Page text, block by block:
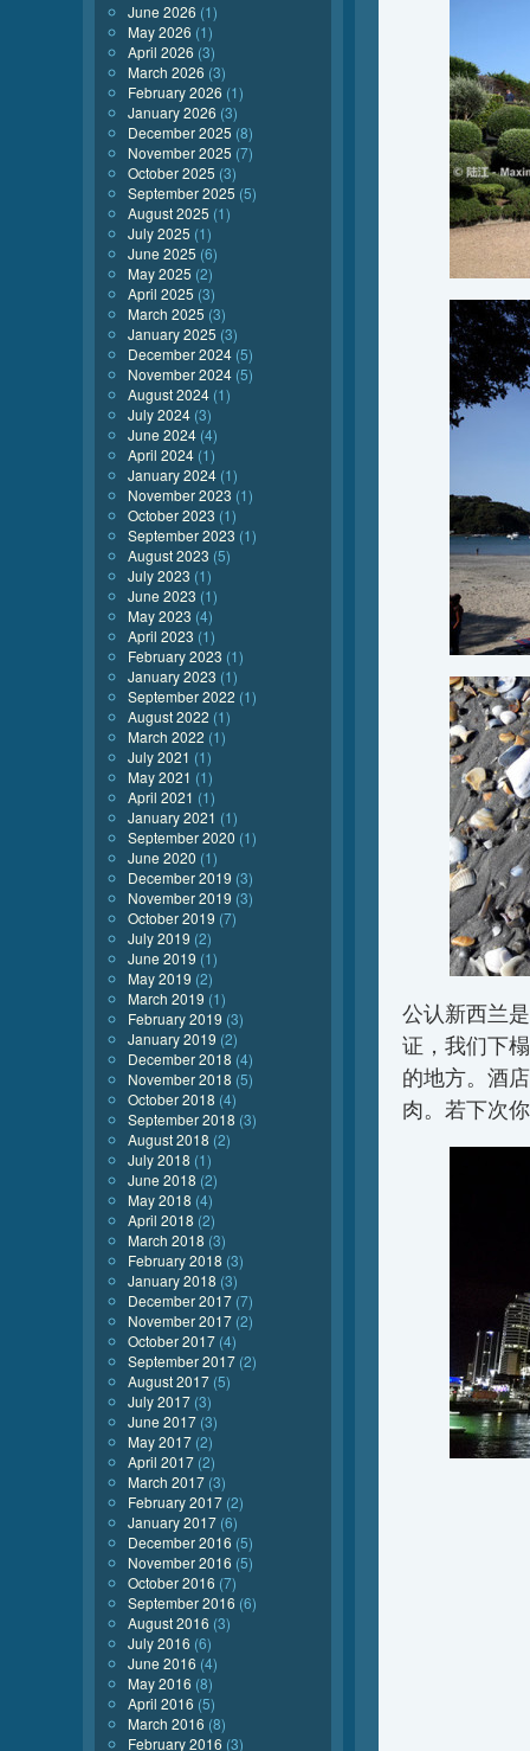
公认新西兰
证，我们下
的地方。酒
肉。若下次
June 2026 (1)
May 2026 (1)
April 2026 (3)
March 2026 (3)
February 2026 (1)
January 2026 (3)
December 2025 (8)
November 2025 (7)
October 2025 (3)
September 2025 (5)
August 2025 (1)
July 2025 (1)
June 2025 (6)
May 2025 (2)
April 2025 (3)
March 2025 (3)
January 2025 (3)
December 2024 (5)
November 2024 (5)
August 2024 (1)
July 2024 (3)
June 2024 (4)
April 2024 (1)
January 2024 (1)
November 2023 (1)
October 2023 (1)
September 2023 (1)
August 2023 (5)
July 2023 (1)
June 2023 (1)
May 2023 (4)
April 2023 (1)
February 2023 (1)
January 2023 (1)
September 2022 (1)
August 2022 (1)
March 2022 (1)
July 2021 (1)
May 2021 (1)
April 2021 (1)
January 2021 (1)
September 2020 (1)
June 2020 (1)
December 2019 (3)
November 2019 (3)
October 2019 (7)
July 2019 (2)
June 2019 (1)
May 2019 (2)
March 2019 (1)
February 2019 (3)
January 2019 (2)
December 2018 (4)
November 2018 (5)
October 2018 (4)
September 2018 (3)
August 2018 (2)
July 2018 (1)
June 2018 (2)
May 2018 (4)
April 2018 (2)
March 2018 (3)
February 2018 (3)
January 2018 (3)
December 2017 (7)
November 2017 (2)
October 2017 (4)
September 2017 (2)
August 2017 (5)
July 2017 (3)
June 2017 (3)
May 2017 (2)
April 2017 (2)
March 2017 (3)
February 2017 (2)
January 2017 (6)
December 2016 (5)
November 2016 (5)
October 2016 (7)
September 2016 (6)
August 2016 (3)
July 2016 (6)
June 2016 (4)
May 2016 (8)
April 2016 (5)
March 2016 (8)
February 2016 (3)